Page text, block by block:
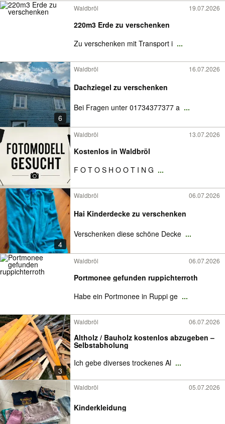
Waldbröl 19.07.2026
220m3 Erde zu verschenken
Zu verschenken mit Transport i ...
6
Waldbröl 16.07.2026
Dachziegel zu verschenken
Bei Fragen unter 01734377377 a ...
Waldbröl 13.07.2026
Kostenlos in Waldbröl
F O T O S H O O T I N G ...
4
Waldbröl 06.07.2026
Hai Kinderdecke zu verschenken
Verschenken diese schöne Decke ...
Waldbröl 06.07.2026
Portmonee gefunden ruppichterroth
Habe ein Portmonee in Ruppi ge ...
3
Waldbröl 06.07.2026
Altholz / Bauholz kostenlos abzugeben –
Selbstabholung
Ich gebe diverses trockenes Al ...
Waldbröl 05.07.2026
Kinderkleidung